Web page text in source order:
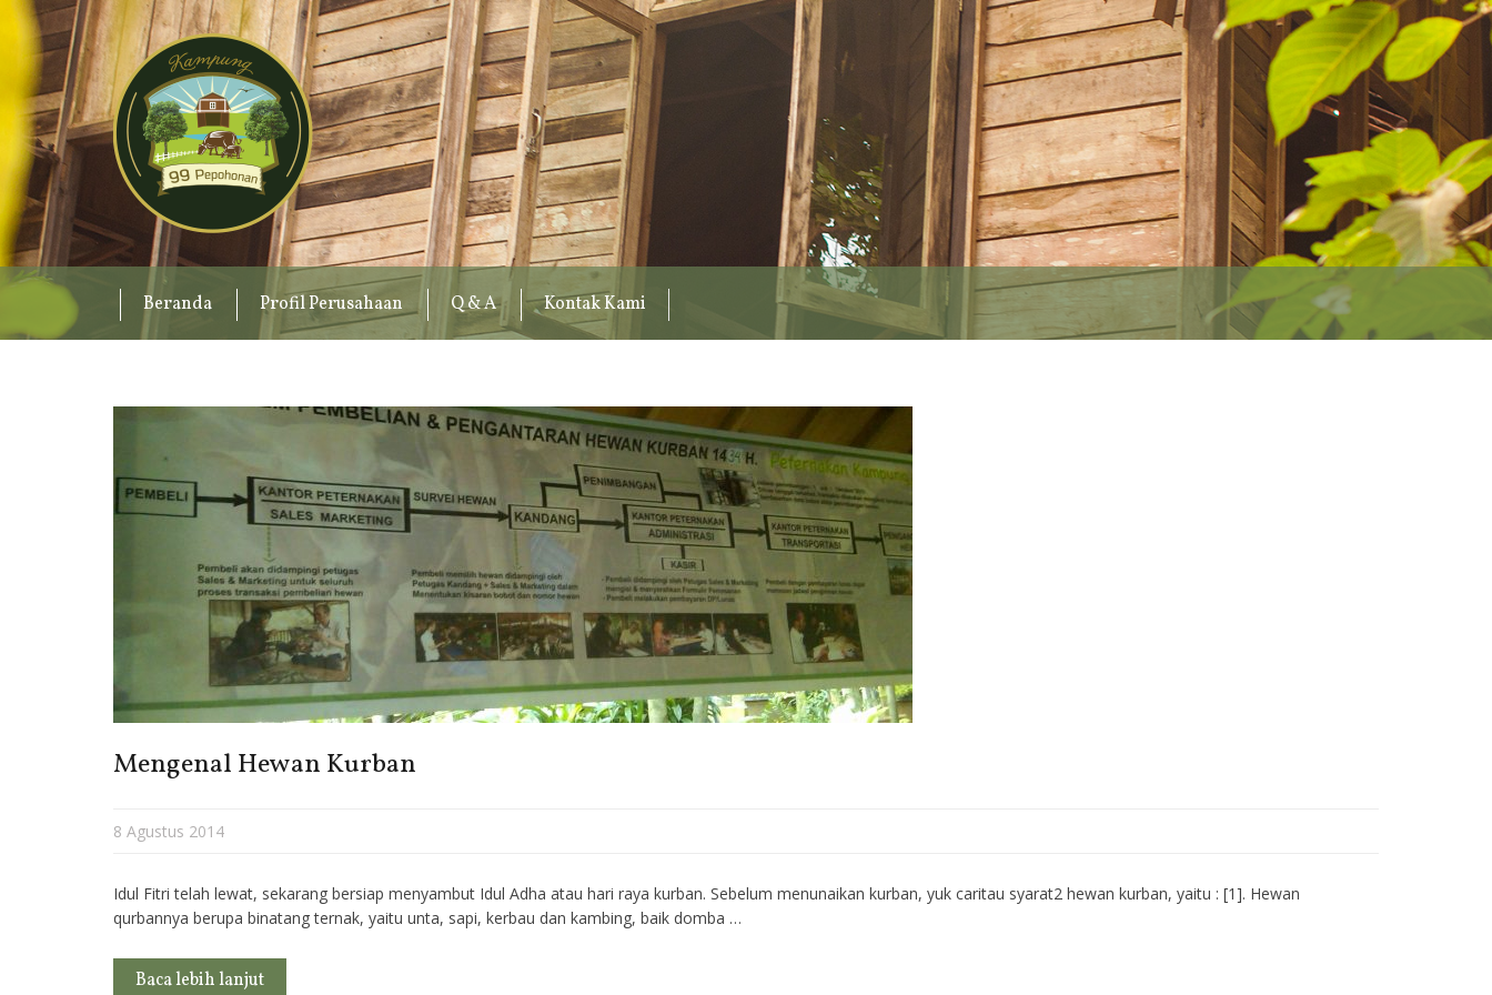
Beranda Profil Perusahaan Q & A Kontak Kami
Mengenal Hewan Kurban
8 Agustus 2014
Idul Fitri telah lewat, sekarang bersiap menyambut Idul Adha atau hari raya kurban. Sebelum menunaikan kurban, yuk caritau syarat2 hewan kurban, yaitu : [1]. Hewan
qurbannya berupa binatang ternak, yaitu unta, sapi, kerbau dan kambing, baik domba …
Baca lebih lanjut